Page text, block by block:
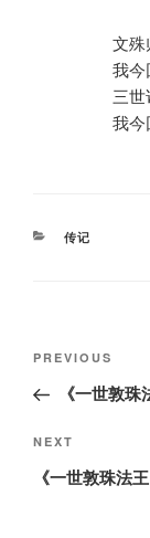
文殊
我今
三
我今
传记
Post
Previous
Post
PREVIOUS
《一世敦珠
Next
Post
NEXT
《一世敦珠法